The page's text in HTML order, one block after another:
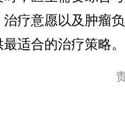
疗意愿以及肿瘤
适合的治疗策略